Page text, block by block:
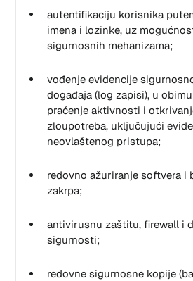
autentifikaciju korisnika
imena i lozinke, uz
sigurnosnih mehanizama;
vođenje evidencije
događaja (log zapisi), u
praćenje aktivnosti i
zloupotreba, uključujući
neovlaštenog pristupa;
redovno ažuriranje softvera i
zakrpa;
antivirusnu zaštitu, firewall i
sigurnosti;
redovne sigurnosne kopije